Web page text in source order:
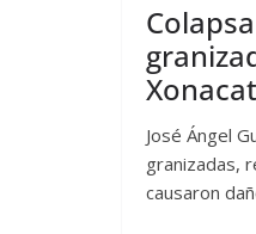
José Ángel
granizadas,
causaron